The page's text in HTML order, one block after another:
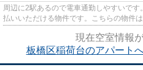
周辺に2駅あるので電車通勤しやすいで
払いいただける物件です。こちらの物件
現在空室情報
板橋区稲荷台のアパート